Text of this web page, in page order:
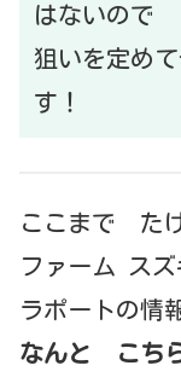
はないので
狙いを定め
す！
ここまで た
ファーム ス
ラポートの情
なんと こち